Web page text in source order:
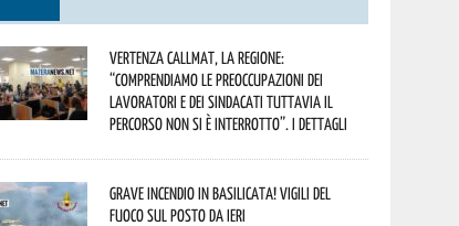
Vertenza CallMat, la Regione:
“comprendiamo le preoccupazioni dei
lavoratori e dei sindacati tuttavia il
percorso non si è interrotto”. I dettagli
Grave incendio in Basilicata! Vigili del
fuoco sul posto da ieri